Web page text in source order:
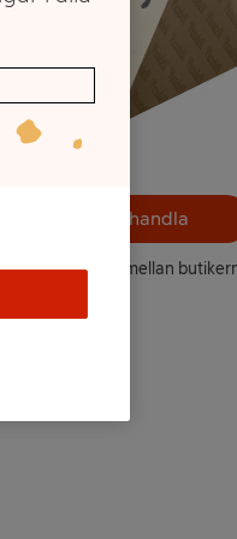
Välj butik och handla
kan variera mellan